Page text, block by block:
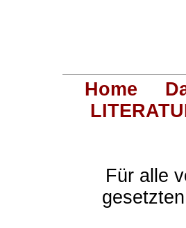
Home
Für alle